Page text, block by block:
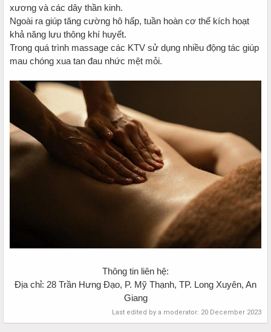
xương và các dây thần kinh.
Ngoài ra giúp tăng cường hô hấp, tuần hoàn cơ thể kích hoạt
khả năng lưu thông khí huyết.
Trong quá trình massage các KTV sử dụng nhiều động tác giúp
mau chóng xua tan đau nhức mệt mỏi.
Thông tin liên hệ:
Địa chỉ: 28 Trần Hưng Đạo, P. Mỹ Thạnh, TP. Long Xuyên, An
Giang
Last edited by a moderator: 20 December 2023